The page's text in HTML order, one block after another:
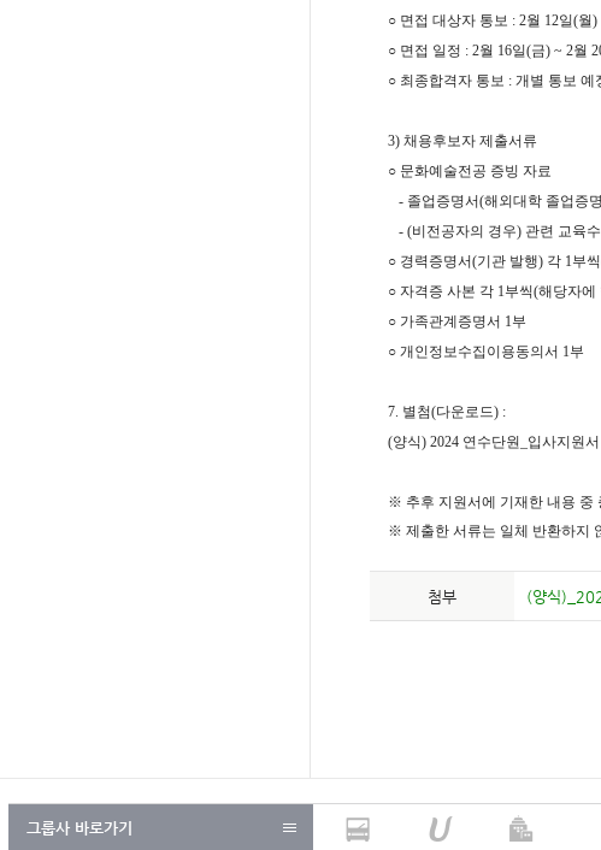
○ 면접 대상자 통보 : 2월 12일(월)
○ 면접 일정 : 2월 16일(금) ~ 2월
○ 최종합격자 통보 : 개별 통보 예
3) 채용후보자 제출서류
○ 문화예술전공 증빙 자료
- 졸업증명서(해외대학 졸업증
- (비전공자의 경우) 관련 교육
○ 경력증명서(기관 발행) 각 1부씩
○ 자격증 사본 각 1부씩(해당자에
○ 가족관계증명서 1부
○ 개인정보수집이용동의서 1부
7. 별첨(다운로드) :
(양식) 2024 연수단원_입사지원
※ 추후 지원서에 기재한 내용 중
※ 제출한 서류는 일체 반환하지
첨부 (양식
그룹사 바로가기